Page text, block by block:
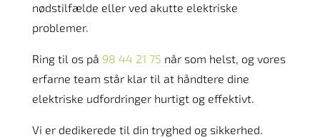
nødstilfælde eller ved akutte elektriske
problemer.
Ring til os på 98 44 21 75 når som helst, og vores
erfarne team står klar til at håndtere dine
elektriske udfordringer hurtigt og effektivt.
Vi er dedikerede til din tryghed og sikkerhed.